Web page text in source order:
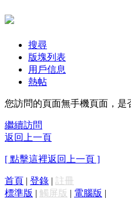
搜尋
版塊列表
用戶信息
熱帖
您訪問的頁面無手機頁面，是
繼續訪問
返回上一頁
[ 點擊這裡返回上一頁 ]
首頁 | 登錄 | 註冊
標準版 | 觸屏版 | 電腦版 |